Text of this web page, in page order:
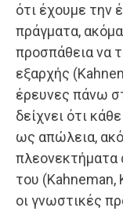
ότι έχουμε την
πράγματα,
προσπάθεια να
εξαρχής
έρευνες πάνω
δείχνει ότι
ως απώλεια,
πλεονεκτήματα
του (Kahneman,
οι γνωστικές